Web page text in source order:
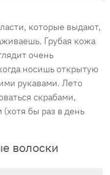
которые выдают,
Грубая кожа
очень
носишь открытую
рукавами. Лето
скрабами,
бы раз в день
волоски